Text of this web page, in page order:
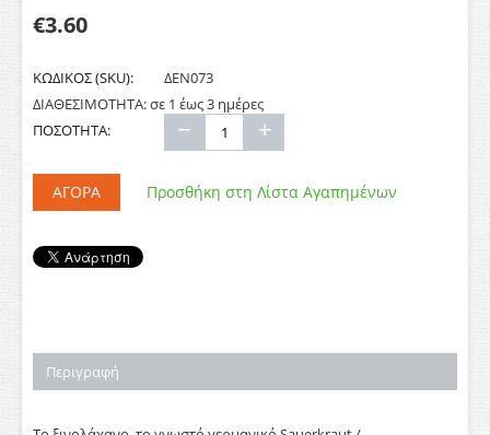
€3.60
ΚΩΔΙΚΟΣ (SKU):
ΔΕΝ073
ΔΙΑΘΕΣΙΜΟΤΗΤΑ:σε 1 έως 3 ημέρες
ΠΟΣΟΤΗΤΑ:
+
−
ΑΓΟΡΆ Προσθήκη στη Λίστα Αγαπημένων
Περιγραφή